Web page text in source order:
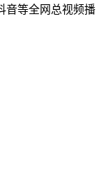
音等全网总视频播